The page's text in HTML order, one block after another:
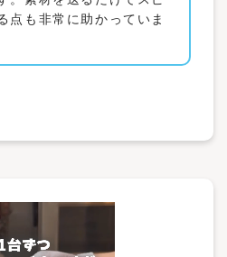
点も非常に助かっていま